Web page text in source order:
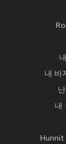
내 바
내
Hunnit